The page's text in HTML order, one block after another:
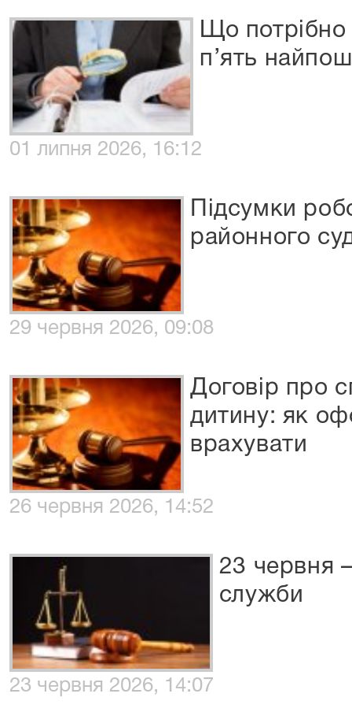
Що потрібно
п’ять
01 липня 2026, 16:12
Підсумки
районного
29 червня 2026, 09:08
Договір про
дитину: як
врахувати
26 червня 2026, 14:52
23 червня
служби
23 червня 2026, 14:07